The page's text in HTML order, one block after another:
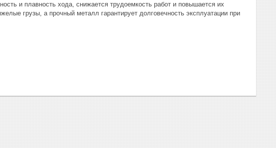
и плавность хода, снижается трудоемкость работ и повышается их
грузы, а прочный металл гарантирует долговечность эксплуатации при